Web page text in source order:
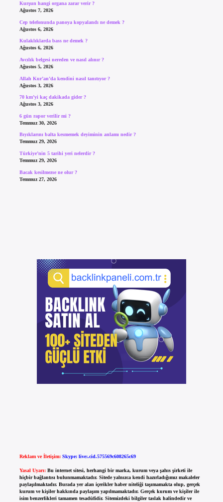
Kurşun hangi organa zarar verir ?
Ağustos 7, 2026
Cep telefonunda panoya kopyalandı ne demek ?
Ağustos 6, 2026
Kulaklıklarda bass ne demek ?
Ağustos 6, 2026
Avcılık belgesi nereden ve nasıl alınır ?
Ağustos 5, 2026
Allah Kur’an’da kendini nasıl tanıtıyor ?
Ağustos 3, 2026
70 km’yi kaç dakikada gider ?
Ağustos 3, 2026
6 gün rapor verilir mi ?
Temmuz 30, 2026
Bıyıklarını balta kesmemek deyiminin anlamı nedir ?
Temmuz 29, 2026
Türkiye’nin 5 tarihi yeri nelerdir ?
Temmuz 29, 2026
Bacak kesilmezse ne olur ?
Temmuz 27, 2026
Reklam ve İletişim: Skype: live:.cid.575569c608265c69
Yasal Uyarı: Bu internet sitesi, herhangi bir marka, kurum veya şahıs şirketi ile
hiçbir bağlantısı bulunmamaktadır. Sitede yalnızca kendi hazırladığımız makaleler
paylaşılmaktadır. Burada yer alan içerikler haber niteliği taşımamakta olup, gerçek
kurum ve kişiler hakkında paylaşım yapılmamaktadır. Gerçek kurum ve kişiler ile
isim benzerlikleri tamamen tesadüfidir. Sitemizdeki bilgiler taslak halindedir ve